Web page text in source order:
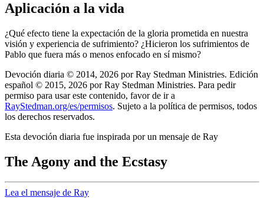
Aplicación a la vida
¿Qué efecto tiene la expectación de la gloria prometida en nuestra
visión y experiencia de sufrimiento? ¿Hicieron los sufrimientos de
Pablo que fuera más o menos enfocado en sí mismo?
Devoción diaria © 2014, 2026 por Ray Stedman Ministries. Edición
español © 2015, 2026 por Ray Stedman Ministries. Para pedir
permiso para usar este contenido, favor de ir a
RayStedman.org/es/permisos. Sujeto a la política de permisos, todos
los derechos reservados.
Esta devoción diaria fue inspirada por un mensaje de Ray
The Agony and the Ecstasy
Lea el mensaje de Ray